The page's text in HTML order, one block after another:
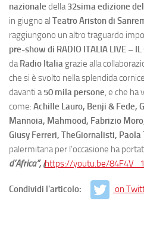
nazionale della32sima edizione
in giugno al Teatro Ariston di
raggiungono un altro traguardo
pre-show di RADIO ITALIA LIVE – IL
daRadio Italia grazie alla
che si è svolto nella splendida
davanti a50 mila persone, e che ha
come: Achille Lauro, Benji & Fede,
Mannoia, Mahmood, Fabrizio
Giusy Ferreri, TheGiornalisti, Paola
palermitana per l’occasione ha
d’Africa”, (https://youtu.be/
Condividi l'articolo: on